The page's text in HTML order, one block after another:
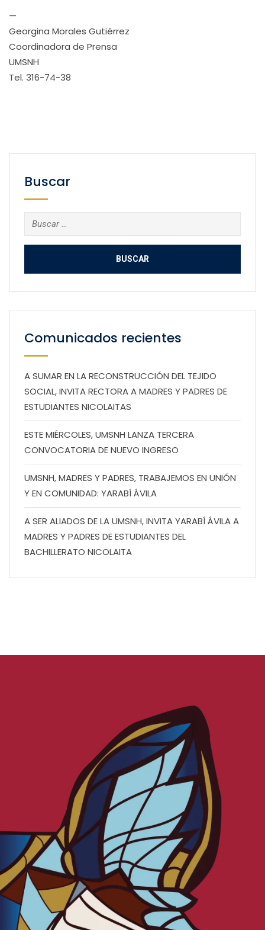
—
Georgina Morales Gutiérrez
Coordinadora de Prensa
UMSNH
Tel. 316-74-38
Buscar
Buscar:
Comunicados recientes
A SUMAR EN LA RECONSTRUCCIÓN DEL TEJIDO
SOCIAL, INVITA RECTORA A MADRES Y PADRES DE
ESTUDIANTES NICOLAITAS
ESTE MIÉRCOLES, UMSNH LANZA TERCERA
CONVOCATORIA DE NUEVO INGRESO
UMSNH, MADRES Y PADRES, TRABAJEMOS EN UNIÓN
Y EN COMUNIDAD: YARABÍ ÁVILA
A SER ALIADOS DE LA UMSNH, INVITA YARABÍ ÁVILA A
MADRES Y PADRES DE ESTUDIANTES DEL
BACHILLERATO NICOLAITA